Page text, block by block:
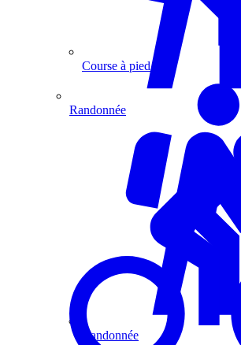
Course à pied
Randonnée
Randonnée